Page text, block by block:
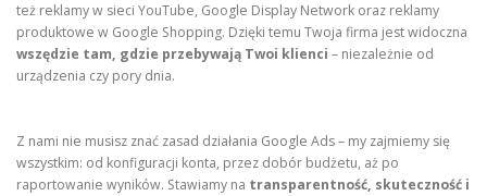
też reklamy w sieci YouTube, Google Display Network oraz reklamy
produktowe w Google Shopping. Dzięki temu Twoja firma jest widoczna
wszędzie tam, gdzie przebywają Twoi klienci – niezależnie od
urządzenia czy pory dnia.
Z nami nie musisz znać zasad działania Google Ads – my zajmiemy się
wszystkim: od konfiguracji konta, przez dobór budżetu, aż po
raportowanie wyników. Stawiamy na transparentność, skuteczność i